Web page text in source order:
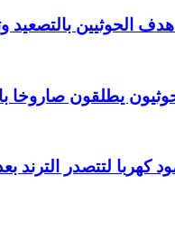
بالتصعيد
يطلقون صاروخا
لتتصدر الترند